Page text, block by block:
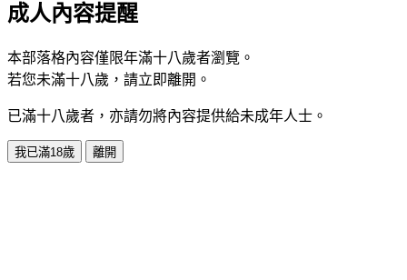
成人內容提醒
本部落格內容僅限年滿十八歲者瀏覽。
若您未滿十八歲，請立即離開。
已滿十八歲者，亦請勿將內容提供給未成年人士。
我已滿18歲 離開